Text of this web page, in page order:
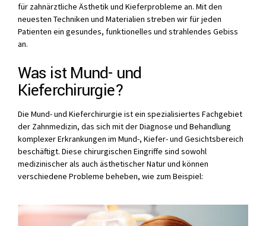
für zahnärztliche Ästhetik und Kieferprobleme an. Mit den
neuesten Techniken und Materialien streben wir für jeden
Patienten ein gesundes, funktionelles und strahlendes Gebiss
an.
Was ist Mund- und
Kieferchirurgie?
Die Mund- und Kieferchirurgie ist ein spezialisiertes Fachgebiet
der Zahnmedizin, das sich mit der Diagnose und Behandlung
komplexer Erkrankungen im Mund-, Kiefer- und Gesichtsbereich
beschäftigt. Diese chirurgischen Eingriffe sind sowohl
medizinischer als auch ästhetischer Natur und können
verschiedene Probleme beheben, wie zum Beispiel: